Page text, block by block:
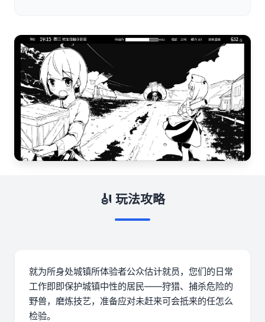
🎻 玩法攻略
就为所身处城镇所体验者公众估计就员，您们的日常
工作即即保护城镇中性的居民——狩猎、捕杀危险的
野兽，磨炼技艺，准备应对未赶来可会抵来的任怎么
检验。